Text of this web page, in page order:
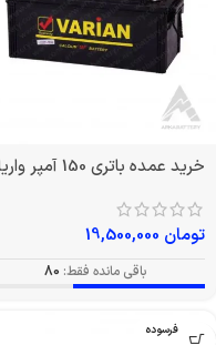
خرید عمده باتری 150 آمپر واریان
تومان
باقی مانده فقط: 80
بدون فرسوده